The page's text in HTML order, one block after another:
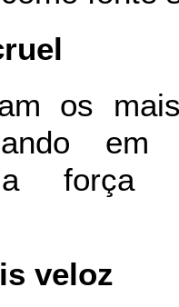
os
em
força
veloz